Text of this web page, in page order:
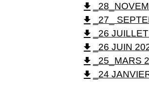
file_download
file_download _27_
file_download _26
file_download _26 JUIN
file_download _25_MARS
file_download _24